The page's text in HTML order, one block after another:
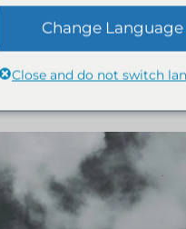
/ VALENCIA / ADDIO AL
VALENCIA
Change Language
Close and do not switch